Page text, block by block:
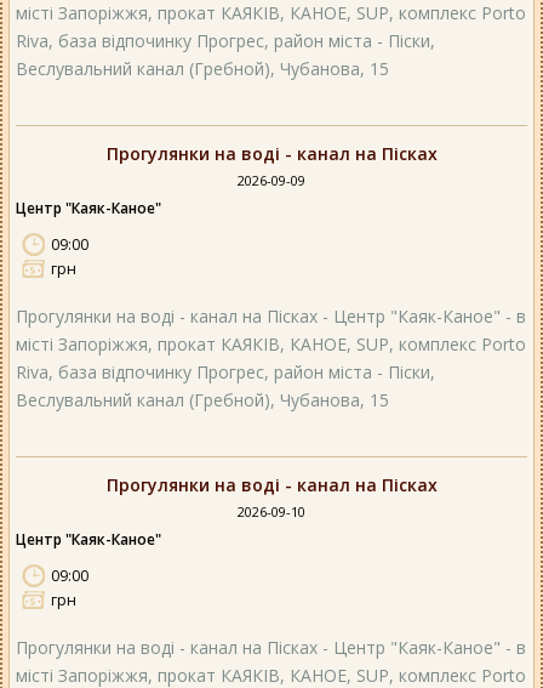
місті Запоріжжя, прокат КАЯКІВ, КАНОЕ, SUP, комплекс Porto
Riva, база відпочинку Прогрес, район міста - Піски,
Веслувальний канал (Гребной), Чубанова, 15
Прогулянки на воді - канал на Пісках
2026-09-09
Центр "Каяк-Каное"
09:00
грн
Прогулянки на воді - канал на Пісках - Центр "Каяк-Каное" - в
місті Запоріжжя, прокат КАЯКІВ, КАНОЕ, SUP, комплекс Porto
Riva, база відпочинку Прогрес, район міста - Піски,
Веслувальний канал (Гребной), Чубанова, 15
Прогулянки на воді - канал на Пісках
2026-09-10
Центр "Каяк-Каное"
09:00
грн
Прогулянки на воді - канал на Пісках - Центр "Каяк-Каное" - в
місті Запоріжжя, прокат КАЯКІВ, КАНОЕ, SUP, комплекс Porto